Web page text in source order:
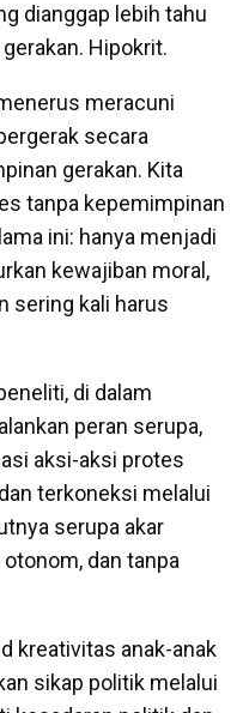
dianggap lebih tahu
Hipokrit.
meracuni
secara
gerakan. Kita
tanpa kepemimpinan
ini: hanya menjadi
kewajiban moral,
sering kali harus
di dalam
peran serupa,
aksi-aksi protes
terkoneksi melalui
serupa akar
dan tanpa
kreativitas anak-anak
sikap politik melalui